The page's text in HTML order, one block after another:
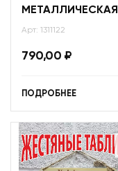
МЕТАЛЛИЧЕСКАЯ
Арт: 1311122
790,00 ₽
ПОДРОБНЕЕ